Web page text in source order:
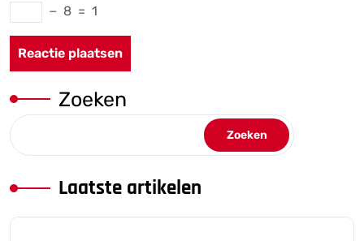
− 8 = 1
Zoeken
Zoeken
Laatste artikelen